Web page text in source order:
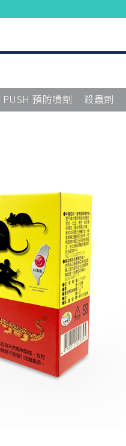
PUSH 預防噴劑 殺蟲劑